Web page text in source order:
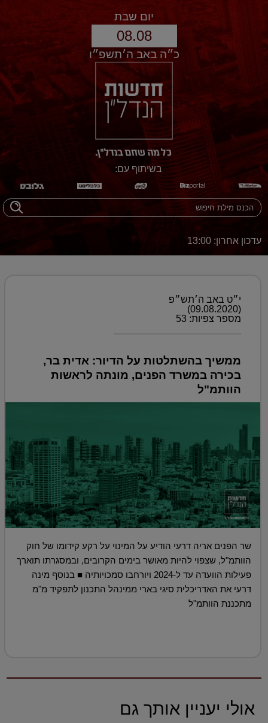
יום שבת
08.08
כ״ה באב ה׳תשפ״ו
בשיתוף עם:
עדכון אחרון: 13:00
י״ט באב ה׳תש״פ
(09.08.2020)
מספר צפיות: 53
ממשיך בהשתלטות על הדיור: אדית בר,
בכירה במשרד הפנים, מונתה לראשות
הוותמ"ל
שר הפנים אריה דרעי הודיע על המינוי על רקע קידומו של חוק
הוותמ"ל, שצפוי להיות מאושר בימים הקרובים, ובמסגרתו תוארך
פעילות הוועדה עד ל-2024 ויורחבו סמכויותיה ■ בנוסף מינה
דרעי את האדריכלית סיגי בארי ממינהל התכנון לתפקיד מ"מ
מתכננת הוותמ"ל
אולי יעניין אותך גם